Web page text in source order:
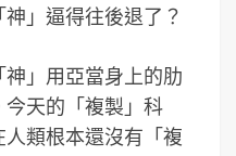
」逼得往後退了？
」用亞當身上的肋
天的「複製」科
類根本還沒有「複